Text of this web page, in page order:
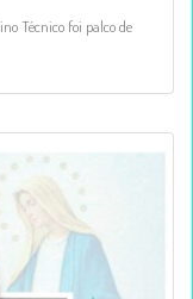
Técnico foi palco de